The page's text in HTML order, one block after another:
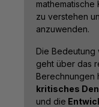
mathematische
zu verstehen
anzuwenden.
Die Bedeutung
geht über das
Berechnungen
kritisches
und die